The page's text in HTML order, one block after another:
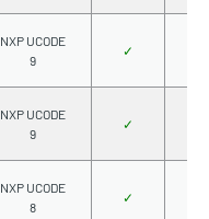
NXP UCODE
9
✓
NXP UCODE
9
✓
NXP UCODE
8
✓